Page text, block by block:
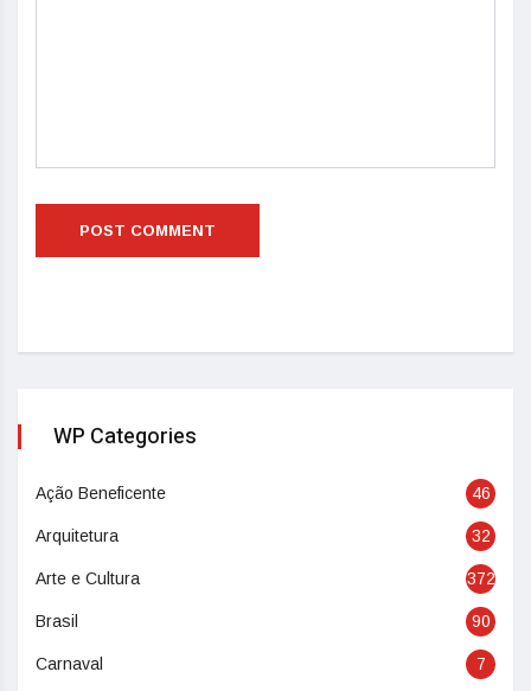
WP Categories
Ação Beneficente 46
Arquitetura 32
Arte e Cultura 372
Brasil 90
Carnaval 7